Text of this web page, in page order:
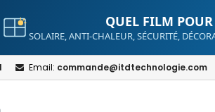
QUEL FILM
SOLAIRE, ANTI-CHALEUR, SÉCURITÉ,
Email: commande@itdtechnologie.com
Add to
add_circle_outline Create new list
Create
Wishlist name
Sign in
You need to be